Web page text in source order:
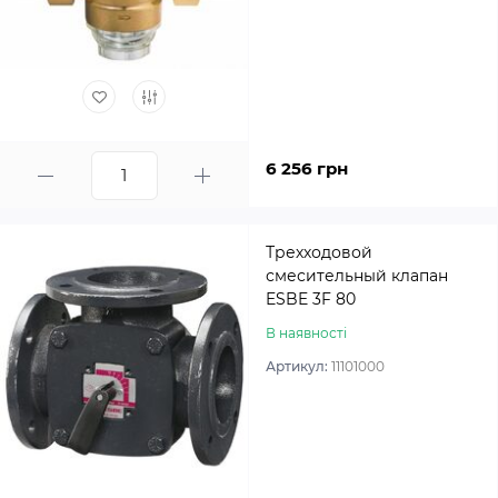
6 256 грн
Трехходовой
смесительный клапан
ESBE 3F 80
В наявності
Артикул: 11101000